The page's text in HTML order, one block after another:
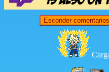
Esconder